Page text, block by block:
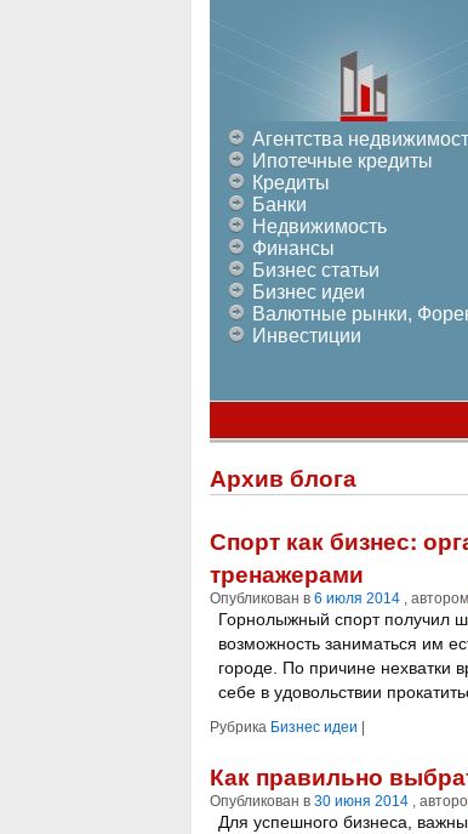
Агентства
Ипотечные кредиты
Кредиты
Банки
Недвижимость
Финансы
Бизнес статьи
Бизнес идеи
Валютные рынки,
Инвестиции
Архив блога
Спорт как бизнес:
тренажерами
Опубликован в 6 июля 2014 , автором
Горнолыжный спорт получил
возможность заниматься им
городе. По причине нехватки
себе в удовольствии
Рубрика Бизнес идеи |
Как правильно
Опубликован в 30 июня 2014 ,
Для успешного бизнеса,